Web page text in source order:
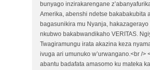
bunyago inzirakarengane
Amerika, abenshi ndetse bakabakubita
bagasunikira mu Nyanja,
nkubwo bakabwandikaho VERITAS.
Twagiramungu irata akazina keza
ivuga ari umunuko w’urwangano.<br />
abantu badafata amasomo ku mateka